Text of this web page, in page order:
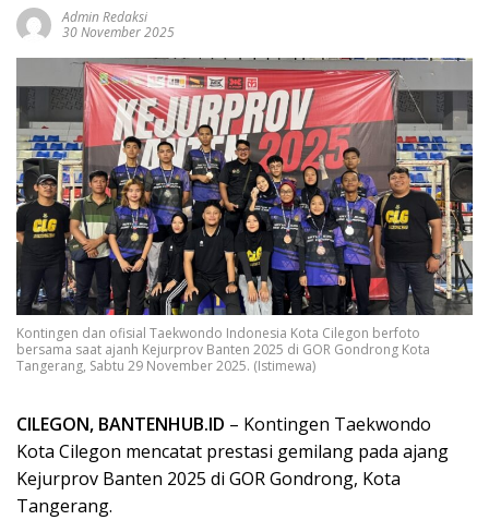
Admin Redaksi
30 November 2025
Kontingen dan ofisial Taekwondo Indonesia Kota Cilegon berfoto
bersama saat ajanh Kejurprov Banten 2025 di GOR Gondrong Kota
Tangerang, Sabtu 29 November 2025. (Istimewa)
CILEGON, BANTENHUB.ID – Kontingen Taekwondo
Kota Cilegon mencatat prestasi gemilang pada ajang
Kejurprov Banten 2025 di GOR Gondrong, Kota
Tangerang.